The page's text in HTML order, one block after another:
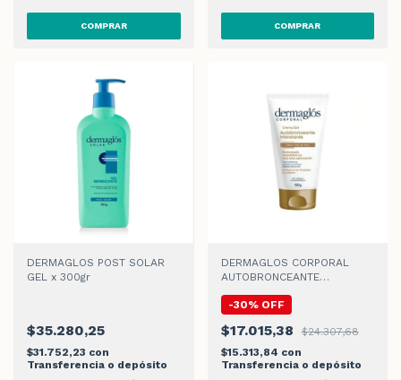
DERMAGLOS POST SOLAR
GEL x 300gr
$35.280,25
$31.752,23 con
Transferencia o depósito
DERMAGLOS CORPORAL
AUTOBRONCEANTE
-30% OFF
$17.015,38
$24.307,68
$15.313,84 con
Transferencia o depósito